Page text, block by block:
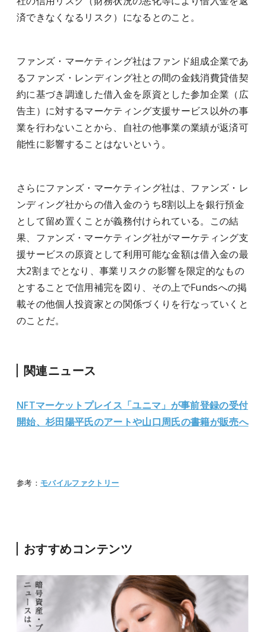
済できなくなるリスク）になるとのこと。
ファンズ・マーケティング社はファンド組成企業であ
るファンズ・レンディング社との間の金銭消費貸借契
約に基づき調達した借入金を原資とした参加企業（広
告主）に対するマーケティング支援サービス以外の事
業を行わないことから、自社の他事業の業績が返済可
能性に影響することはないという。
さらにファンズ・マーケティング社は、ファンズ・レ
ンディング社からの借入金のうち8割以上を銀行預金
として留め置くことが義務付けられている。この結
果、ファンズ・マーケティング社がマーケティング支
援サービスの原資として利用可能な金額は借入金の最
大2割までとなり、事業リスクの影響を限定的なもの
とすることで信用補完を図り、その上でFundsへの掲
載その他個人投資家との関係づくりを行なっていくと
のことだ。
関連ニュース
NFTマーケットプレイス「ユニマ」が事前登録の受付
開始、杉田陽平氏のアートや山口周氏の書籍が販売へ
参考： モバイルファクトリー
おすすめコンテンツ